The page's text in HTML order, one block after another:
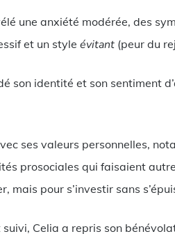
une anxiété modérée, des
et un styleévitant (peur du
son identité et son sentiment
ses valeurs personnelles,
prosociales qui faisaient
mais pour s’investir sans
Celia a repris son